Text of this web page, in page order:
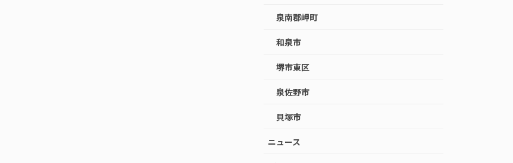
泉南郡岬町
和泉市
堺市東区
泉佐野市
貝塚市
ニュース